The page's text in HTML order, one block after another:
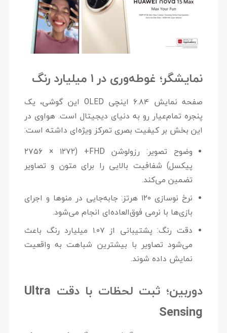
نمایشگر؛ غوطه‌وری در ۱ میلیارد رنگ
صفحه نمایش ۶.۸۴ اینچی OLED
این گوشی، یک
پنجره تمام‌عیار رو به دنیای دیجیتال است. هواوی در
این بخش بر کیفیت بصری تمرکز ویژه‌ای داشته است:
وضوح تصویر:رزولوشن FHD+
(۲۷۵۶ × ۱۲۷۲
پیکسل) شفافیت بالایی را برای متون و تصاویر
تضمین می‌کند.
نرخ نوسازی ۱۲۰ هرتز:
جابه‌جایی در منوها و اجرای
بازی‌ها با نرمی فوق‌العاده‌ای انجام می‌شود.
دقت رنگ:پشتیبانی از ۱.۰۷ میلیارد رنگ
باعث
می‌شود تصاویر با بیشترین شباهت به واقعیت
نمایش داده شوند.
دوربین؛ ثبت لحظات با دقت Ultra
Sensing